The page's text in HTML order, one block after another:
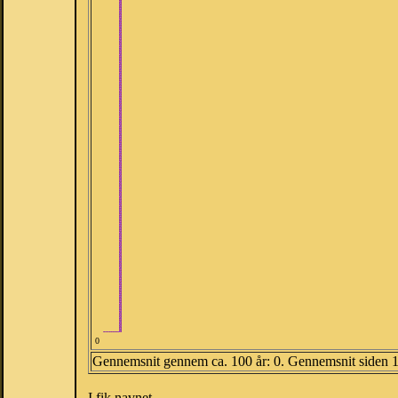
0
Gennemsnit gennem ca. 100 år: 0. Gennemsnit siden